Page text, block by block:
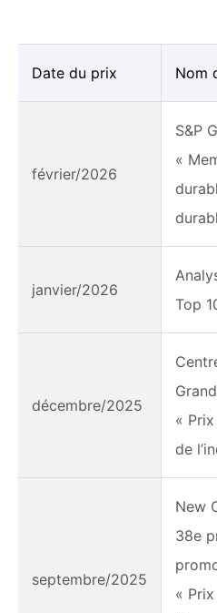
Date du prix Nom
février/2026
S&P
«
janvier/2026
Top
décembre/2025
«
de
septembre/2025
New
38e
«